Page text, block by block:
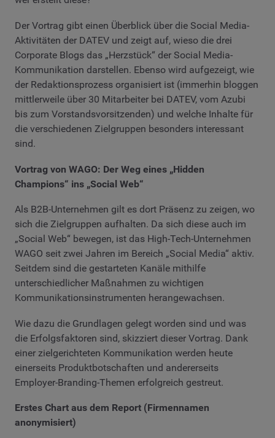
Der Vortrag gibt einen Überblick über die Social Media-
Aktivitäten der DATEV und zeigt auf, wieso die drei
Corporate Blogs das „Herzstück“ der Social Media-
Kommunikation darstellen. Ebenso wird aufgezeigt, wie
der Redaktionsprozess organisiert ist (immerhin bloggen
mittlerweile über 30 Mitarbeiter bei DATEV, vom Azubi
bis zum Vorstandsvorsitzenden) und welche Inhalte für
die verschiedenen Zielgruppen besonders interessant
sind.
Vortrag von WAGO: Der Weg eines „Hidden
Champions“ ins „Social Web“
Als B2B-Unternehmen gilt es dort Präsenz zu zeigen, wo
sich die Zielgruppen aufhalten. Da sich diese auch im
„Social Web“ bewegen, ist das High-Tech-Unternehmen
WAGO seit zwei Jahren im Bereich „Social Media“ aktiv.
Seitdem sind die gestarteten Kanäle mithilfe
unterschiedlicher Maßnahmen zu wichtigen
Kommunikationsinstrumenten herangewachsen.
Wie dazu die Grundlagen gelegt worden sind und was
die Erfolgsfaktoren sind, skizziert dieser Vortrag. Dank
einer zielgerichteten Kommunikation werden heute
einerseits Produktbotschaften und andererseits
Employer-Branding-Themen erfolgreich gestreut.
Erstes Chart aus dem Report (Firmennamen
anonymisiert)